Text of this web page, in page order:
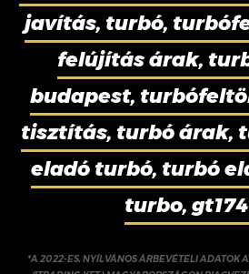
javítás, turbó,
felújítás árak,
budapest,
tisztítás, turbó árak,
eladó turbó, turbó
turbo,
*A 2022-ES, NYÍLVÁNOS ÁRBEVÉTELI ADATOK